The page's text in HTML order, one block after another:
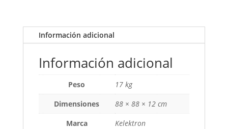
Información adicional
Información adicional
Peso
17 kg
Dimensiones
88 × 88 × 12 cm
Marca
Kelektron